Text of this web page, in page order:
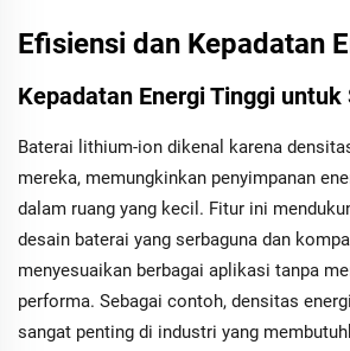
Efisiensi dan Kepadatan
Kepadatan Energi Tinggi
Baterai lithium-ion dikenal karena
mereka, memungkinkan penyimpanan
dalam ruang yang kecil. Fitur ini
desain baterai yang serbaguna dan
menyesuaikan berbagai aplikasi tanpa
performa. Sebagai contoh, densitas
sangat penting di industri yang